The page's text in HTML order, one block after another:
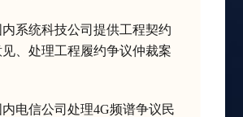
系统科技公司提供工程契约
、处理工程履约争议仲裁案
电信公司处理4G频谱争议民